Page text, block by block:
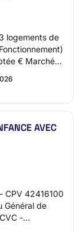
logements de
€ Marché >
AVEC
CPV 42416100
Général de
-